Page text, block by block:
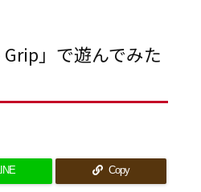
」で遊んでみた
Copy